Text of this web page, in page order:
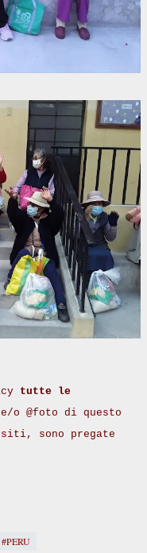
tutte le
o @foto di questo
sono pregate
#PERU